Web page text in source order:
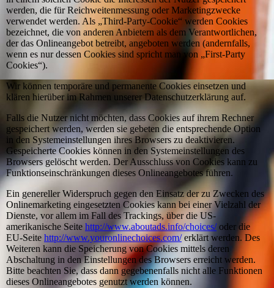
werden, die für Reichweitenmessung oder Marketingzwecke
verwendet werden. Als „Third-Party-Cookie“ werden Cookies
bezeichnet, die von anderen Anbietern als dem Verantwortlichen,
der das Onlineangebot betreibt, angeboten werden (andernfalls,
wenn es nur dessen Cookies sind spricht man von „First-Party
Cookies“).
Wir können temporäre und permanente Cookies einsetzen und
klären hierüber im Rahmen unserer Datenschutzerklärung auf.
Falls die Nutzer nicht möchten, dass Cookies auf ihrem Rechner
gespeichert werden, werden sie gebeten die entsprechende Option
in den Systemeinstellungen ihres Browsers zu deaktivieren.
Gespeicherte Cookies können in den Systemeinstellungen des
Browsers gelöscht werden. Der Ausschluss von Cookies kann zu
Funktionseinschränkungen dieses Onlineangebotes führen.
Ein genereller Widerspruch gegen den Einsatz der zu Zwecken des
Onlinemarketing eingesetzten Cookies kann bei einer Vielzahl der
Dienste, vor allem im Fall des Trackings, über die US-
amerikanische Seite http://www.aboutads.info/choices/oder die
EU-Seite http://www.youronlinechoices.com/erklärt werden. Des
Weiteren kann die Speicherung von Cookies mittels deren
Abschaltung in den Einstellungen des Browsers erreicht werden.
Bitte beachten Sie, dass dann gegebenenfalls nicht alle Funktionen
dieses Onlineangebotes genutzt werden können.